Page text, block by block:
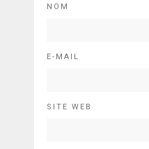
NOM
E-MAIL
SITE WEB